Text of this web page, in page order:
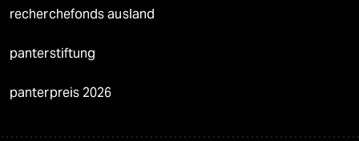
recherchefonds ausland
panterstiftung
panterpreis 2026